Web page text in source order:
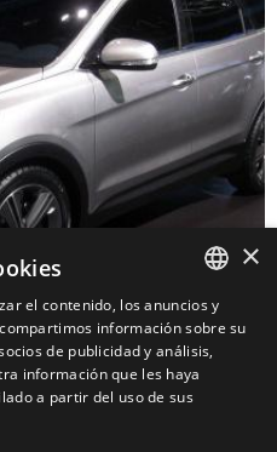
Fe Todoterreno
HYUNDAI Grand Santa Fe
SPANISH
PORTUGUESE
×
el contenido, los anuncios y
información sobre su
de publicidad y análisis,
información que les haya
a partir del uso de sus